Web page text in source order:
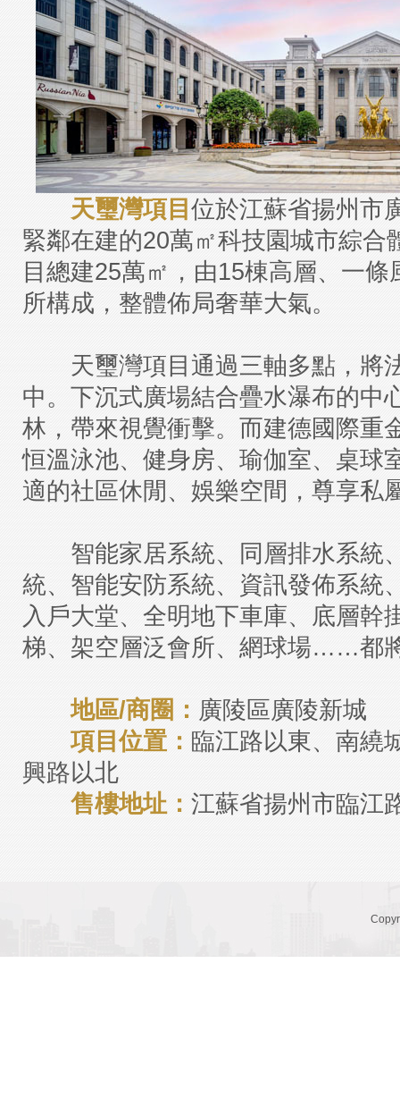
天璽灣項目 位於江蘇省揚州市
緊鄰在建的20萬㎡科技園城市綜合
目總建25萬㎡，由15棟高層、一
所構成，整體佈局奢華大氣。
天璽灣項目通過三軸多點，將
中。下沉式廣場結合疊水瀑布的中
林，帶來視覺衝擊。而建德國際重
恒溫泳池、健身房、瑜伽室、桌球
適的社區休閒、娛樂空間，尊享私
智能家居系統、同層排水系統
統、智能安防系統、資訊發佈系
入戶大堂、全明地下車庫、底層幹
梯、架空層泛會所、網球場……都
地區/商圈： 廣陵區廣陵新城
項目位置： 臨江路以東、南繞
興路以北
售樓地址： 江蘇省揚州市臨江